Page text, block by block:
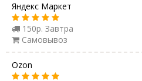
Яндекс Маркет
150р. Завтра
Самовывоз
Ozon